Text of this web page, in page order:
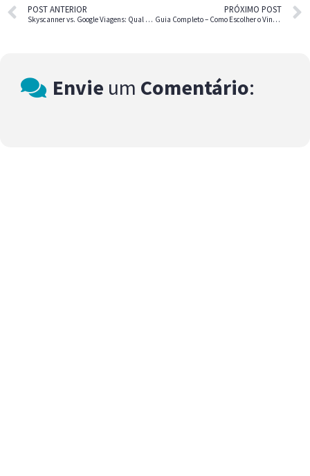
POST ANTERIOR
Skyscanner vs. Google Viagens: Qual é o Melhor para Planejar Suas Viagens?
PRÓXIMO POST
Guia Completo – Como Escolher o Vinho Perfeito para Presentear um Amigo
Envie um Comentário: